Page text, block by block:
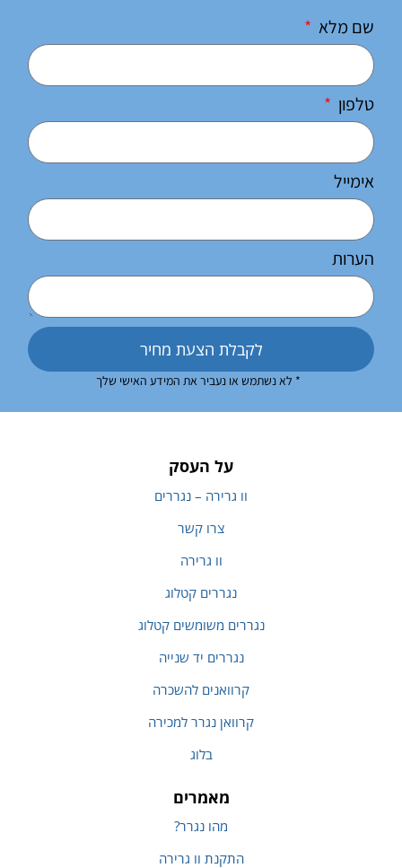
שם מלא
טלפון
אימייל
הערות
לקבלת הצעת מחיר
* לא נשתמש או נעביר את המידע האישי שלך
על העסק
וו גרירה – נגררים
צרו קשר
וו גרירה
נגררים קטלוג
נגררים משומשים קטלוג
נגררים יד שנייה
קרוואנים להשכרה
קרוואן נגרר למכירה
בלוג
מאמרים
מהו נגרר?
התקנת וו גרירה